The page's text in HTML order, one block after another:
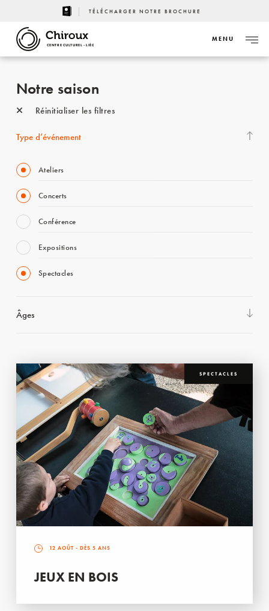
TÉLÉCHARGER NOTRE BROCHURE
CENTRE CULTUREL - LIÈGE
MENU
Notre saison
Réinitialiser les filtres
Type d’événement
Ateliers
Concerts
Conférence
Expositions
Spectacles
Âges
SPECTACLES
12 AOÛT - DÈS 5 ANS
JEUX EN BOIS